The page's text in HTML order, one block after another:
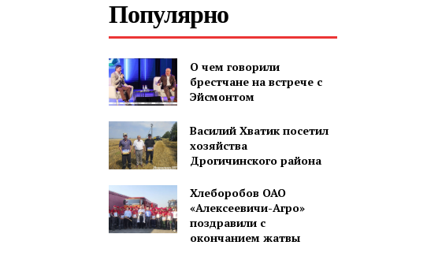
Популярно
О чем говорили
брестчане на встрече с
Эйсмонтом
Василий Хватик посетил
хозяйства
Дрогичинского района
Хлеборобов ОАО
«Алексеевичи-Агро»
поздравили с
окончанием жатвы